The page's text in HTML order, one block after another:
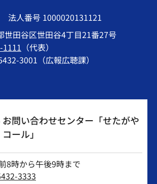
法人番号 1000020131121
世田谷区世田谷4丁目21番27号
1111 （代表）
3001（広報広聴課）
お問い合わせセンター「せたがや
コール」
時から午後9時まで
3333